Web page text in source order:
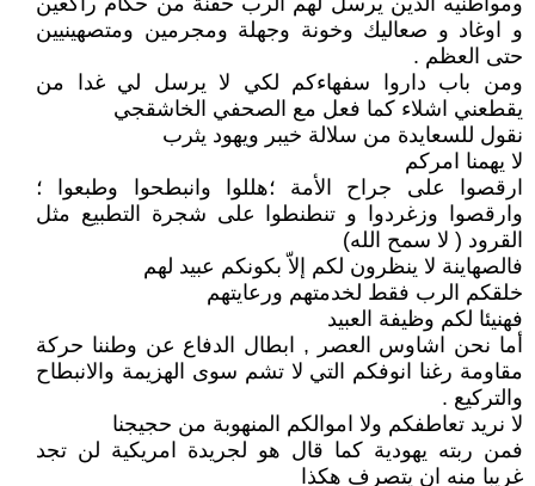
و اوغاد و صعاليك وخونة وجهلة ومجرمين ومتصهينيين
حتى العظم .
ومن باب داروا سفهاءكم لكي لا يرسل لي غدا من
يقطعني اشلاء كما فعل مع الصحفي الخاشقجي
نقول للسعايدة من سلالة خيبر ويهود يثرب
لا يهمنا امركم
ارقصوا على جراح الأمة ؛هللوا وانبطحوا وطبعوا ؛
وارقصوا وزغردوا و تنطنطوا على شجرة التطبيع مثل
القرود ( لا سمح الله)
فالصهاينة لا ينظرون لكم إلاّ بكونكم عبيد لهم
خلقكم الرب فقط لخدمتهم ورعايتهم
فهنيئا لكم وظيفة العبيد
أما نحن اشاوس العصر , ابطال الدفاع عن وطننا حركة
مقاومة رغنا انوفكم التي لا تشم سوى الهزيمة والانبطاح
والتركيع .
لا نريد تعاطفكم ولا اموالكم المنهوبة من حجيجنا
فمن ربته يهودية كما قال هو لجريدة امريكية لن تجد
غريبا منه ان يتصرف هكذا